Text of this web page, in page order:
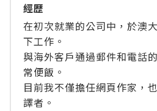
經歴
在初次就業的公司中，於澳
下工作。
與海外客戶通過郵件和電話
常便飯。
目前我不僅擔任網頁作家，
譯者。